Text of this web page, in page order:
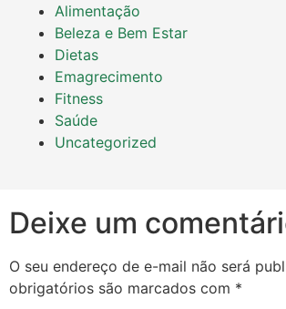
Alimentação
Beleza e Bem Estar
Dietas
Emagrecimento
Fitness
Saúde
Uncategorized
Deixe um
O seu endereço de e-mail não será
obrigatórios são marcados com *